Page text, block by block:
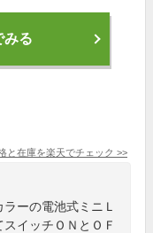
みる
と在庫を楽天でチェック >>
ーの電池式ミニＬ
イッチＯＮとＯＦ